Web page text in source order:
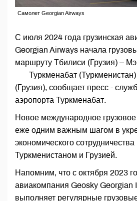
Самолет Georgian Airways
С июля 2024 года грузинская
Georgian Airways начала
маршруту Тбилиси (Грузия) –
Туркменабат (Туркменистан)
(Грузия), сообщает пресс -
аэропорта Туркменабат.
Новое международное
еже одним важным шагом в
экономического
Туркменистаном и Грузией.
Напомним, что с октября 2023
авиакомпания Geosky Georgian
выполняет регулярные